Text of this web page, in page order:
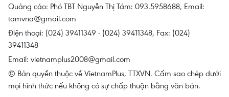
Quảng cáo: Phó TBT Nguyễn Thị Tám: 093.5958688, Email:
tamvna@gmail.com
Điện thoại: (024) 39411349 - (024) 39411348, Fax: (024)
39411348
Email: vietnamplus2008@gmail.com
© Bản quyền thuộc về VietnamPlus, TTXVN. Cấm sao chép dưới
mọi hình thức nếu không có sự chấp thuận bằng văn bản.